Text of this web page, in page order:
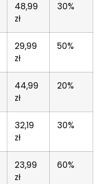
48,99
zł
30%
29,99
zł
50%
44,99
zł
20%
32,19
zł
30%
23,99
zł
60%